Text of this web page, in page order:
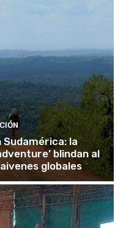
la
blindan al
globales